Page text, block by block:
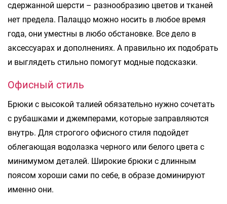
сдержанной шерсти – разнообразию цветов и тканей
нет предела. Палаццо можно носить в любое время
года, они уместны в любо обстановке. Все дело в
аксессуарах и дополнениях. А правильно их подобрать
и выглядеть стильно помогут модные подсказки.
Офисный стиль
Брюки с высокой талией обязательно нужно сочетать
с рубашками и джемперами, которые заправляются
внутрь. Для строгого офисного стиля подойдет
облегающая водолазка черного или белого цвета с
минимумом деталей. Широкие брюки с длинным
поясом хороши сами по себе, в образе доминируют
именно они.